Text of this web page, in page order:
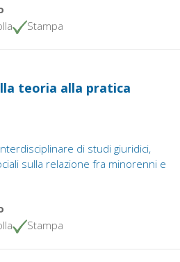
Stampa
teoria alla pratica
di studi giuridici,
sulla relazione fra minorenni e
Stampa